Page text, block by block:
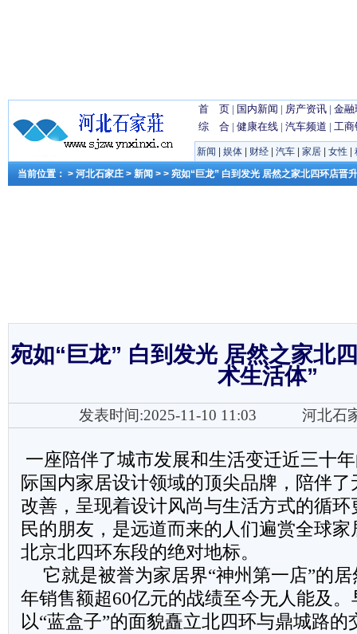
首 页 | 国内新闻 | 房产资讯 | 金融
综 合 | 健康在线 | 汽车频道 | 工商
新闻 娱体 财经 汽车 家居 女性
当前位置： > 河北石家庄 > 新闻 > > 宛如“巨龙” 白到发光 居然之家北四环店晋
宛如“巨龙” 白到发光 居然之家北
术生活体”
发表时间:2025-11-10 11:03 河北石
一座陪伴了城市发展和生活变迁近三十
际国内家居设计领域的顶尖品牌，陪伴
改善，呈现着设计风尚与生活方式的循
民的朋友，是远道而来的人们遍赏全球
北京北四环东段的绝对地标。
它就是被誉为家居界“神州第一店”的
年销售额超60亿元的战绩至今无人能及
以“蓝盒子”的面貌矗立北四环与鼎城路